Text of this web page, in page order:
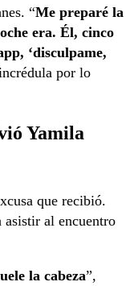
“Me preparé la
era. Él, cinco
‘disculpame,
por lo
Yamila
que recibió.
al encuentro
la cabeza”,